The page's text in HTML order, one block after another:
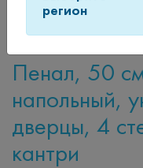
регион
Пенал
Пенал, 50
напольный,
дверцы, 4
кантри